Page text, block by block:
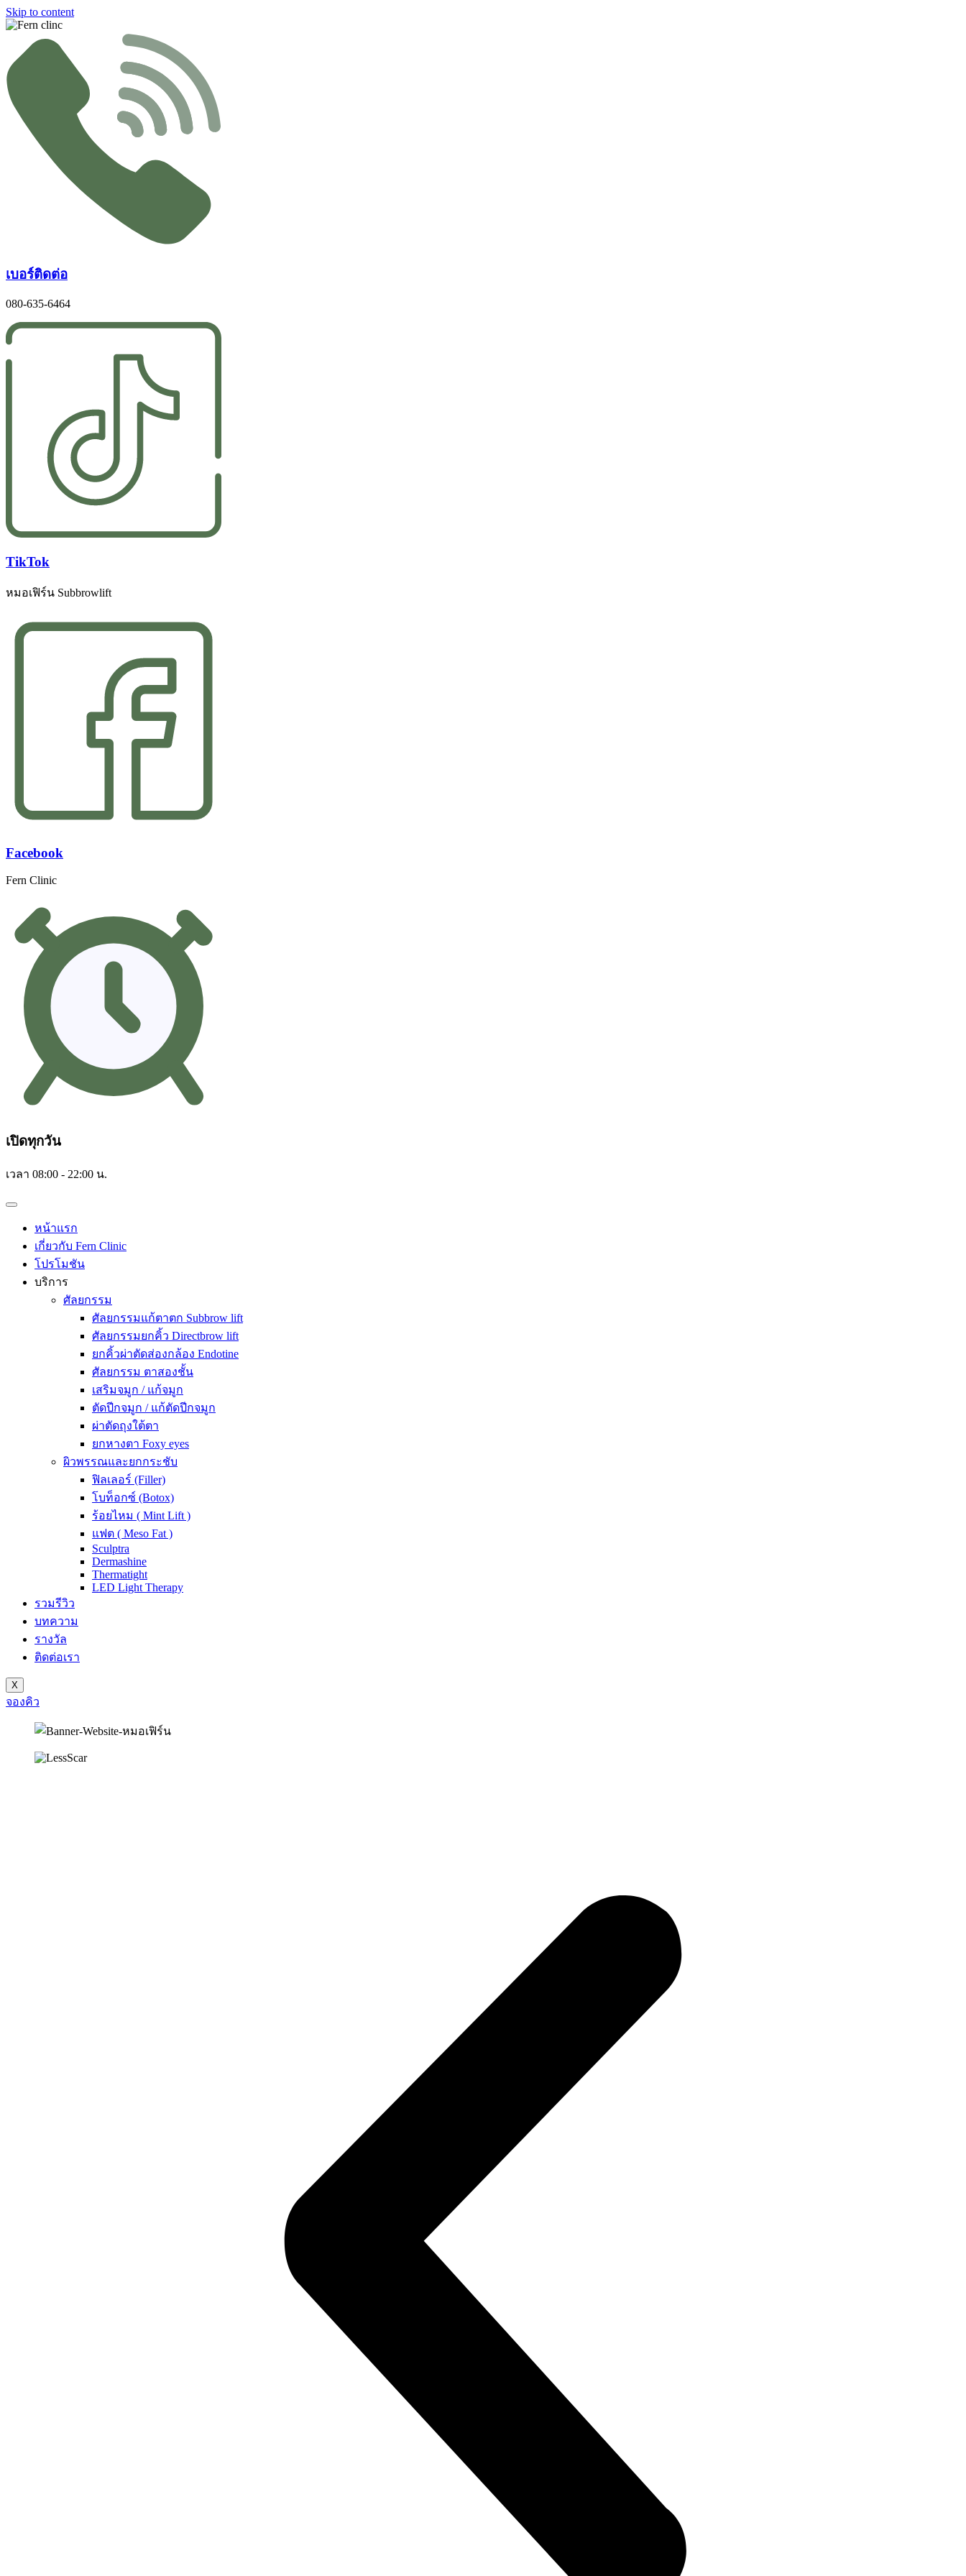
Skip to content
เบอร์ติดต่อ
080-635-6464
TikTok
หมอเฟิร์น Subbrowlift
Facebook
Fern Clinic
เปิดทุกวัน
เวลา 08:00 - 22:00 น.
หน้าแรก
เกี่ยวกับ Fern Clinic
โปรโมชัน
บริการ
ศัลยกรรม
ศัลยกรรมแก้ตาตก Subbrow lift
ศัลยกรรมยกคิ้ว Directbrow lift
ยกคิ้วผ่าตัดส่องกล้อง Endotine
ศัลยกรรม ตาสองชั้น
เสริมจมูก / แก้จมูก
ตัดปีกจมูก / แก้ตัดปีกจมูก
ผ่าตัดถุงใต้ตา
ยกหางตา Foxy eyes
ผิวพรรณและยกกระชับ
ฟิลเลอร์ (Filler)
โบท็อกซ์ (Botox)
ร้อยไหม ( Mint Lift )
แฟต ( Meso Fat )
Sculptra
Dermashine
Thermatight
LED Light Therapy
รวมรีวิว
บทความ
รางวัล
ติดต่อเรา
X
จองคิว